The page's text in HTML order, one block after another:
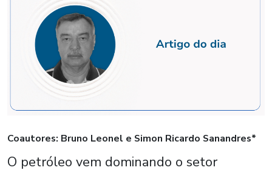
Coautores: Bruno Leonel e Simon Ricardo Sanandres*
O petróleo vem dominando o setor